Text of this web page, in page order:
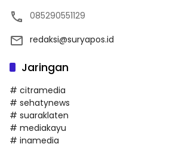
085290551129
redaksi@suryapos.id
Jaringan
# citramedia
# sehatynews
# suaraklaten
# mediakayu
# inamedia